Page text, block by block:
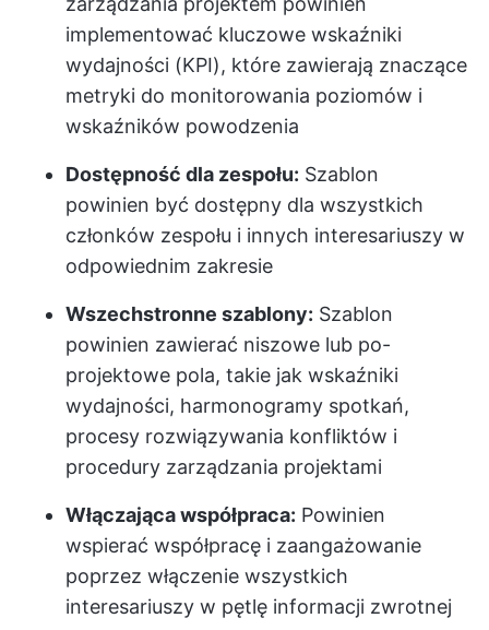
implementować kluczowe wskaźniki
wydajności (KPI), które zawierają znaczące
metryki do monitorowania poziomów i
wskaźników powodzenia
Dostępność dla zespołu: Szablon
powinien być dostępny dla wszystkich
członków zespołu i innych interesariuszy w
odpowiednim zakresie
Wszechstronne szablony: Szablon
powinien zawierać niszowe lub po-
projektowe pola, takie jak wskaźniki
wydajności, harmonogramy spotkań,
procesy rozwiązywania konfliktów i
procedury zarządzania projektami
Włączająca współpraca: Powinien
wspierać współpracę i zaangażowanie
poprzez włączenie wszystkich
interesariuszy w pętlę informacji zwrotnej